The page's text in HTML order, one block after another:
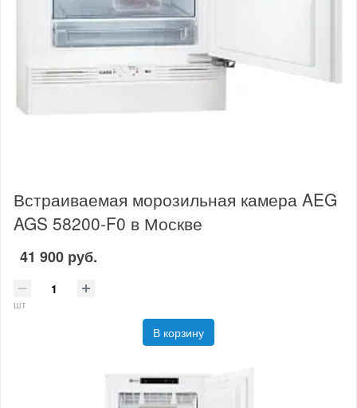
Встраиваемая морозильная камера AEG
AGS 58200-F0 в Москве
41 900 руб.
шт
В корзину